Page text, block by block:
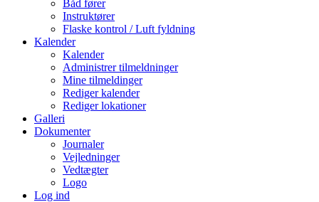
Båd fører
Instruktører
Flaske kontrol / Luft fyldning
Kalender
Kalender
Administrer tilmeldninger
Mine tilmeldinger
Rediger kalender
Rediger lokationer
Galleri
Dokumenter
Journaler
Vejledninger
Vedtægter
Logo
Log ind